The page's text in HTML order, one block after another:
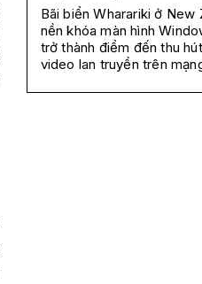
Bãi biển Wharariki ở New
nền khóa màn hình
trở thành điểm đến thu
video lan truyền trên